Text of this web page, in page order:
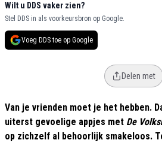
Wilt u DDS vaker zien?
Stel DDS in als voorkeursbron op Google.
Voeg DDS toe op Google
Delen met
Van je vrienden moet je het hebben.
uiterst gevoelige appjes met De
op zichzelf al behoorlijk smakeloos.